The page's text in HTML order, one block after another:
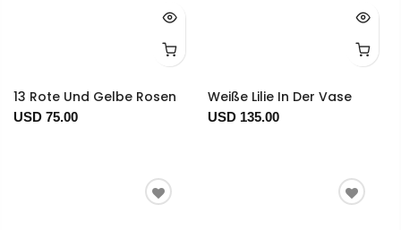
13 Rote Und Gelbe Rosen
USD 75.00
Weiße Lilie In Der Vase
USD 135.00